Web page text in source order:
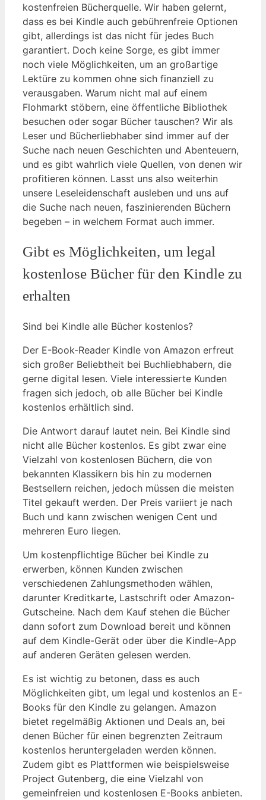
kostenfreien Bücherquelle. Wir haben gelernt,
dass es bei Kindle auch gebührenfreie Optionen
gibt, allerdings ist das nicht für jedes Buch
garantiert. Doch keine Sorge, es gibt immer
noch viele Möglichkeiten, um an großartige
Lektüre zu kommen ohne sich finanziell zu
verausgaben. Warum nicht mal auf einem
Flohmarkt stöbern, eine öffentliche Bibliothek
besuchen oder sogar Bücher tauschen? Wir als
Leser und Bücherliebhaber sind immer auf der
Suche nach neuen Geschichten und Abenteuern,
und es gibt wahrlich viele Quellen, von denen wir
profitieren können. Lasst uns also weiterhin
unsere Leseleidenschaft ausleben und uns auf
die Suche nach neuen, faszinierenden Büchern
begeben – in welchem Format auch immer.
Gibt es Möglichkeiten, um legal
kostenlose Bücher für den⁢ Kindle zu
erhalten
​Sind bei Kindle alle Bücher kostenlos?
Der E-Book-Reader Kindle von Amazon erfreut
sich ​großer Beliebtheit bei Buchliebhabern, die
gerne digital lesen. ⁣Viele interessierte Kunden
fragen sich ‍jedoch, ob alle Bücher bei⁤ Kindle
kostenlos erhältlich sind.
Die Antwort darauf lautet nein. Bei Kindle ⁣sind
nicht alle Bücher kostenlos. Es gibt zwar eine
Vielzahl von kostenlosen Büchern, die von
bekannten Klassikern bis hin zu modernen
⁢Bestsellern reichen, jedoch müssen die meisten
Titel gekauft ‍werden. ​Der ‌Preis variiert je nach
Buch und kann zwischen wenigen⁤ Cent und
mehreren Euro liegen.
Um kostenpflichtige Bücher bei Kindle zu
erwerben, können Kunden zwischen
verschiedenen Zahlungsmethoden wählen,
darunter Kreditkarte, Lastschrift oder Amazon-
Gutscheine. Nach ⁢dem Kauf stehen die Bücher
dann sofort zum Download bereit und können
auf⁢ dem Kindle-Gerät⁢ oder über die Kindle-App
auf anderen Geräten gelesen‌ werden.
Es‍ ist wichtig ⁣zu betonen, dass es auch
Möglichkeiten gibt, um legal und kostenlos an E-
Books für den Kindle zu gelangen. Amazon
bietet regelmäßig Aktionen und ​Deals an,​ bei
denen Bücher ​für einen⁢ begrenzten Zeitraum
‍kostenlos heruntergeladen werden können.
Zudem gibt es Plattformen ⁢wie beispielsweise
⁤Project Gutenberg, die eine ‍Vielzahl von
gemeinfreien und kostenlosen E-Books anbieten.